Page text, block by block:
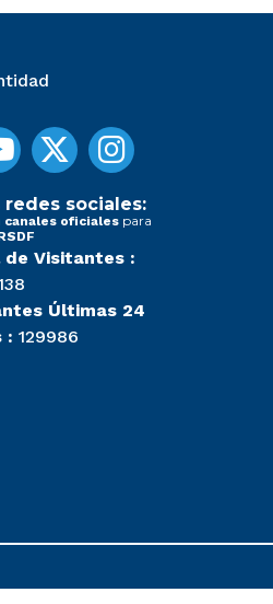
redes sociales:
canales oficiales para
de Visitantes :
Últimas 24
: 129986